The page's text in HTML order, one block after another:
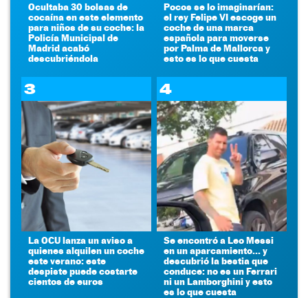
Ocultaba 30 bolsas de
cocaína en este elemento
para niños de su coche: la
Policía Municipal de
Madrid acabó
descubriéndola
Pocos se lo imaginarían:
el rey Felipe VI escoge un
coche de una marca
española para moverse
por Palma de Mallorca y
esto es lo que cuesta
3
La OCU lanza un aviso a
quienes alquilen un coche
este verano: este
despiste puede costarte
cientos de euros
4
Se encontró a Leo Messi
en un aparcamiento... y
descubrió la bestia que
conduce: no es un Ferrari
ni un Lamborghini y esto
es lo que cuesta